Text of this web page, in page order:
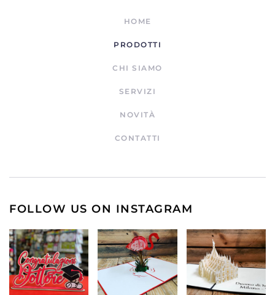
HOME
PRODOTTI
CHI SIAMO
SERVIZI
NOVITÀ
CONTATTI
FOLLOW US ON INSTAGRAM